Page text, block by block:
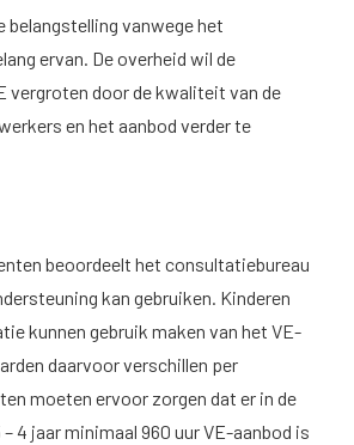
belangstelling vanwege het
ervan. De overheid wil de
vergroten door de kwaliteit van de
en het aanbod verder te
beoordeelt het consultatiebureau
kan gebruiken. Kinderen
kunnen gebruik maken van het VE-
daarvoor verschillen per
moeten ervoor zorgen dat er in de
4 jaar minimaal 960 uur VE-aanbod is